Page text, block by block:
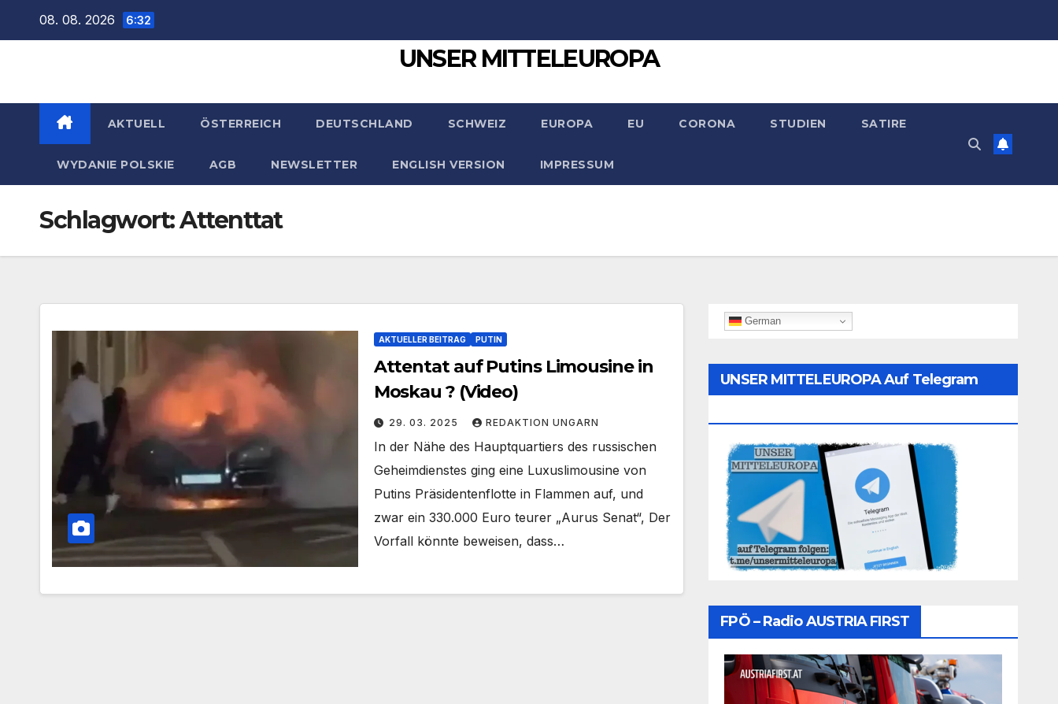
08. 08. 2026 6:32
UNSER MITTELEUROPA
AKTUELL ÖSTERREICH DEUTSCHLAND SCHWEIZ EUROPA EU CORONA STUDIEN SATIRE
WYDANIE POLSKIE AGB NEWSLETTER ENGLISH VERSION IMPRESSUM
Schlagwort:Attenttat
AKTUELLER BEITRAG PUTIN
Attentat auf Putins Limousine in
Moskau ? (Video)
29. 03. 2025 REDAKTION UNGARN
In der Nähe des Hauptquartiers des russischen
Geheimdienstes ging eine Luxuslimousine von
Putins Präsidentenflotte in Flammen auf, und
zwar ein 330.000 Euro teurer „Aurus Senat“, Der
Vorfall könnte beweisen, dass…
German
UNSER MITTELEUROPA Auf Telegram
FPÖ – Radio AUSTRIA FIRST